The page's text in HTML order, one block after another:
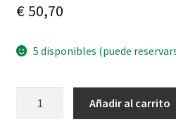
€50,70
5 disponibles (puede
Añadir al carrito